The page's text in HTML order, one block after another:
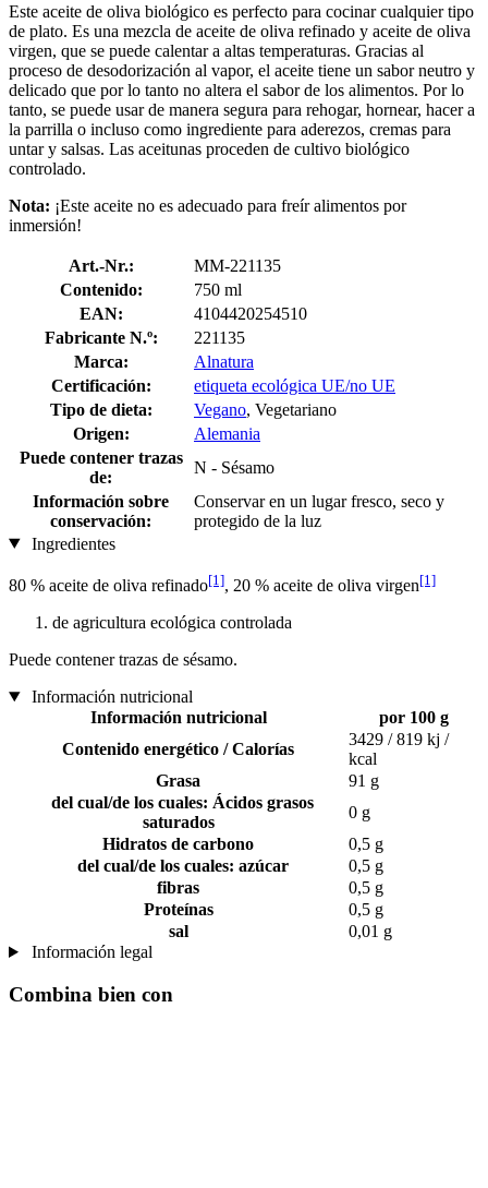
Este aceite de oliva biológico es perfecto para cocinar cualquier tipo
de plato. Es una mezcla de aceite de oliva refinado y aceite de oliva
virgen, que se puede calentar a altas temperaturas. Gracias al
proceso de desodorización al vapor, el aceite tiene un sabor neutro y
delicado que por lo tanto no altera el sabor de los alimentos. Por lo
tanto, se puede usar de manera segura para rehogar, hornear, hacer a
la parrilla o incluso como ingrediente para aderezos, cremas para
untar y salsas. Las aceitunas proceden de cultivo biológico
controlado.
Nota: ¡Este aceite no es adecuado para freír alimentos por
inmersión!
Art.-Nr.:
MM-221135
Contenido:
750 ml
EAN:
4104420254510
Fabricante N.º:
221135
Marca:
Alnatura
Certificación:
etiqueta ecológica UE/no UE
Tipo de dieta:
Vegano, Vegetariano
Origen:
Alemania
Puede contener trazas
de:
N - Sésamo
Información sobre
conservación:
Conservar en un lugar fresco, seco y
protegido de la luz
Ingredientes
80 % aceite de oliva refinado[1], 20 % aceite de oliva virgen[1]
de agricultura ecológica controlada
Puede contener trazas de sésamo.
Información nutricional
Información nutricional
por 100 g
Contenido energético / Calorías
3429 / 819 kj /
kcal
Grasa
91 g
del cual/de los cuales: Ácidos grasos
saturados
0 g
Hidratos de carbono
0,5 g
del cual/de los cuales: azúcar
0,5 g
fibras
0,5 g
Proteínas
0,5 g
sal
0,01 g
Información legal
Combina bien con